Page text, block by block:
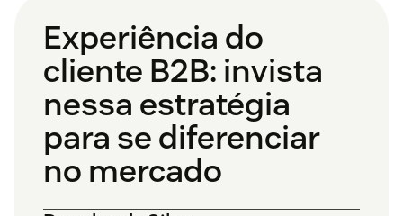
Experiência do
cliente B2B: invista
nessa estratégia
para se diferenciar
no mercado